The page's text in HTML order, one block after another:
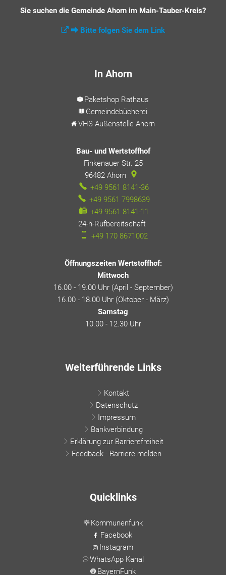
Sie suchen die Gemeinde Ahorn im Main-Tauber-Kreis?
⮕ Bitte folgen Sie dem Link
In Ahorn
Paketshop Rathaus
Gemeindebücherei
VHS Außenstelle Ahorn
Bau- und Wertstoffhof
Finkenauer Str. 25
96482 Ahorn
+49 9561 8141-36
+49 9561 7998639
+49 9561 8141-11
24-h-Rufbereitschaft
+49 170 8671002
Öffnungszeiten Wertstoffhof:
Mittwoch
16.00 - 19.00 Uhr (April - September)
16.00 - 18.00 Uhr (Oktober - März)
Samstag
10.00 - 12.30 Uhr
Weiterführende Links
Kontakt
Datenschutz
Impressum
Bankverbindung
Erklärung zur Barrierefreiheit
Feedback - Barriere melden
Quicklinks
Kommunenfunk
Facebook
Instagram
WhatsApp Kanal
BayernFunk